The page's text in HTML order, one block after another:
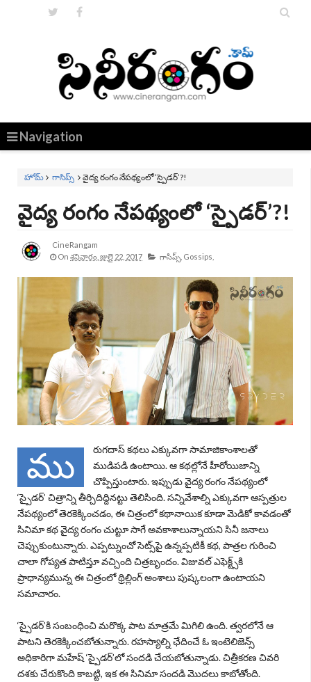

Navigation
హోమ్ గాసిప్స్ వైద్య రంగం నేపథ్యంలో ‘స్పైడర్‌’?!
వైద్య రంగం నేపథ్యంలో ‘స్పైడర్‌’?!
CineRangam
On శనివారం, జులై 22, 2017 గాసిప్స్, Gossips,
ము
రుగదాస్‌ కథలు ఎక్కువగా సామాజికాంశాలతో
ముడిపడి ఉంటాయి. ఆ కథల్లోనే హీరోయిజాన్ని
చొప్పిస్తుంటారు. ఇప్పుడు వైద్య రంగం నేపథ్యంలో
‘స్పైడర్‌’ చిత్రాన్ని తీర్చిదిద్దినట్టు తెలిసింది. సన్నివేశాల్ని ఎక్కువగా ఆస్పత్రుల
నేపథ్యంలో తెరకెక్కించడం, ఈ చిత్రంలో కథానాయిక కూడా మెడికో కావడంతో
సినిమా కథ వైద్య రంగం చుట్టూ సాగే అవకాశాలున్నాయని సినీ జనాలు
చెప్పుకుంటున్నారు. ఎప్పట్నుంచో సెట్స్‌పై ఉన్నప్పటికీ కథ, పాత్రల గురించి
చాలా గోప్యత పాటిస్తూ వచ్చింది చిత్రబృందం. విజువల్‌ ఎఫెక్ట్స్‌కి
ప్రాధాన్యమున్న ఈ చిత్రంలో థ్రిల్లింగ్‌ అంశాలు పుష్కలంగా ఉంటాయని
సమాచారం.
‘స్పైడర్‌’కి సంబంధించి మరొక్క పాట మాత్రమే మిగిలి ఉంది. త్వరలోనే ఆ
పాటని తెరకెక్కించబోతున్నారు. రహస్యాల్ని ఛేదించే ఓ ఇంటెలిజెన్స్‌
అధికారిగా మహేష్‌ ‘స్పైడర్‌’లో సందడి చేయబోతున్నాడు. చిత్రీకరణ చివరి
దశకు చేరుకొంది కాబట్టి, ఇక ఈ సినిమా సందడి మొదలు కాబోతోంది.